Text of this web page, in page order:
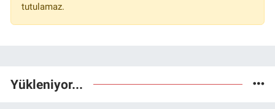
tutulamaz.
Yükleniyor...